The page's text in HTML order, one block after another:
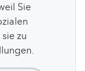
Sie
zu